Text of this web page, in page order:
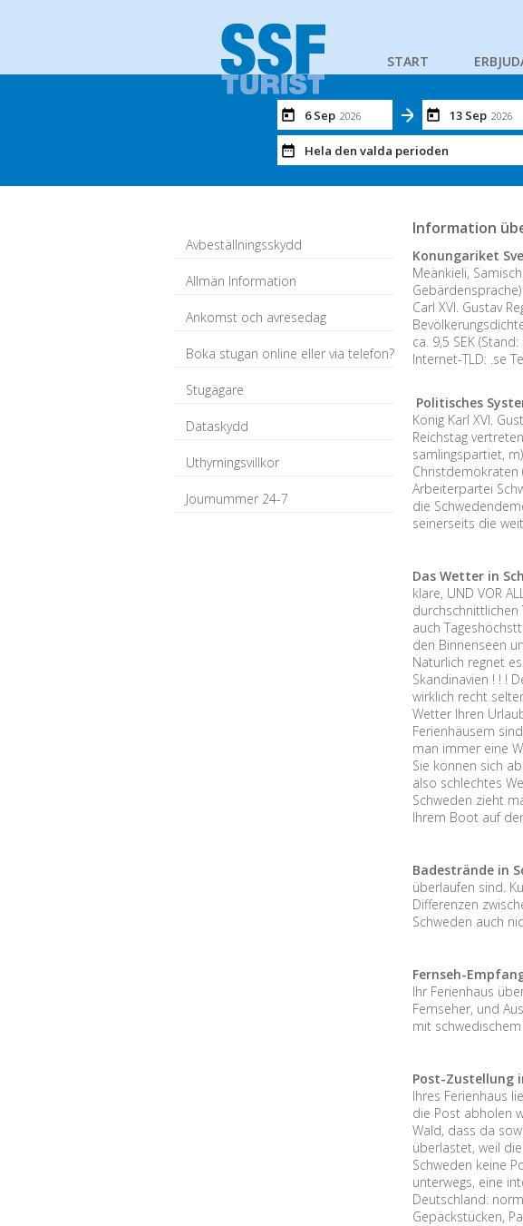
START
6 Sep 2026 13 Sep 2026
Hela den valda perioden
Avbeställningsskydd
Allmän Information
Ankomst och avresedag
Boka stugan online eller via telefon?
Stugägare
Dataskydd
Uthyrningsvillkor
Journummer 24-7
Information
Konungariket
Meänkieli,
Carl XVI. Gustav
ca. 9,5 SEK
Internet-TLD: .se
Politisches
König Karl XVI.
Reichstag
samlingspartiet,
Christdemokraten
Arbeiterpartei
die
seinerseits die
Das Wetter in
klare, UND VOR
durchschnittlichen
auch
den Binnenseen
Naturlich regnet
Skandinavien ! ! !
wirklich recht
Wetter Ihren
Ferienhäusern
man immer eine
Sie können sich
also schlechtes
Schweden zieht
Ihrem Boot auf
Badestrände in
überlaufen sind.
Differenzen
Schweden auch
Fernseh-
Ihr Ferienhaus
Fernseher, und
mit
Post-Zustellung
Ihres Ferienhaus
die Post abholen
Wald, dass da
überlastet, weil
Schweden keine
unterwegs, eine
Deutschland:
Gepäckstücken,